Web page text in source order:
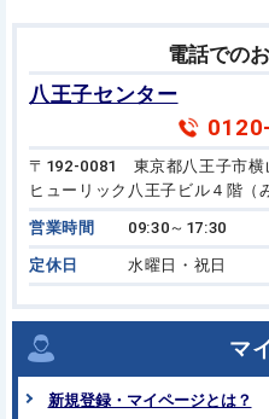
電話での
八王子センター
〒192-0081 東京都八王子市横
ヒューリック八王子ビル４階（
営業時間 09:30～17:30
定休日 水曜日・祝日
マ
新規登録・マイページとは？